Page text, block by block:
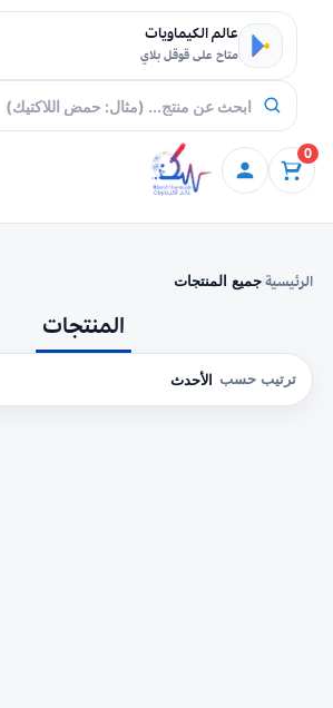
تخطي إلى المحتوى
عالم الكيماويات
متاح على قوقل بلاي
0
الرئيسية جميع المنتجات
المنتجات
ترتيب حسب